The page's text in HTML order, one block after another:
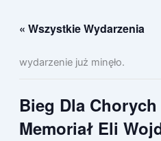
« Wszystkie Wydarzenia
wydarzenie już minęło.
Bieg Dla Chorych
Memoriał Eli